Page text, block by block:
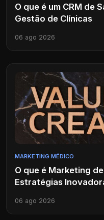
O que é um CRM de
Gestão de Clínicas
06 ago 2026
MARKETING MÉDICO
O que é Marketing
Estratégias
06 ago 2026